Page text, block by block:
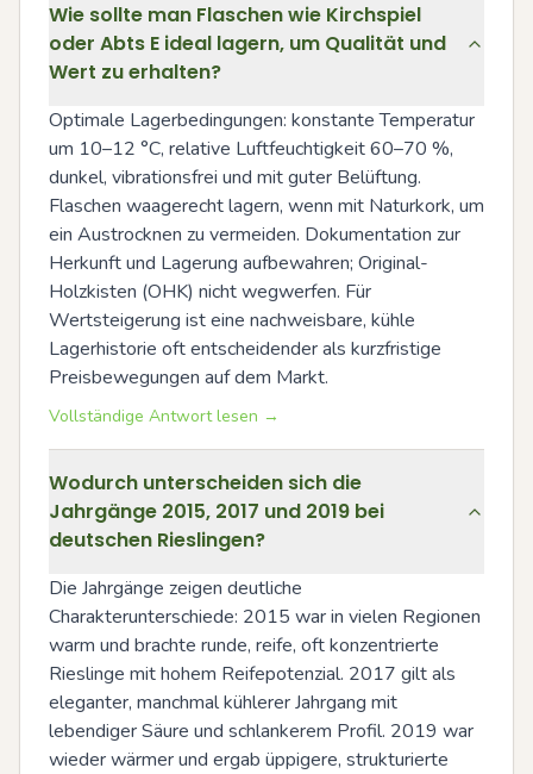
Wie sollte man Flaschen wie Kirchspiel
oder Abts E ideal lagern, um Qualität und
Wert zu erhalten?
Optimale Lagerbedingungen: konstante Temperatur
um 10–12 °C, relative Luftfeuchtigkeit 60–70 %,
dunkel, vibrationsfrei und mit guter Belüftung.
Flaschen waagerecht lagern, wenn mit Naturkork, um
ein Austrocknen zu vermeiden. Dokumentation zur
Herkunft und Lagerung aufbewahren; Original-
Holzkisten (OHK) nicht wegwerfen. Für
Wertsteigerung ist eine nachweisbare, kühle
Lagerhistorie oft entscheidender als kurzfristige
Preisbewegungen auf dem Markt.
Vollständige Antwort lesen →
Wodurch unterscheiden sich die
Jahrgänge 2015, 2017 und 2019 bei
deutschen Rieslingen?
Die Jahrgänge zeigen deutliche
Charakterunterschiede: 2015 war in vielen Regionen
warm und brachte runde, reife, oft konzentrierte
Rieslinge mit hohem Reifepotenzial. 2017 gilt als
eleganter, manchmal kühlerer Jahrgang mit
lebendiger Säure und schlankerem Profil. 2019 war
wieder wärmer und ergab üppigere, strukturierte